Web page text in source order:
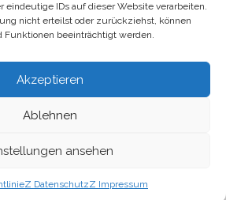
eindeutige IDs auf dieser Website verarbeiten.
nicht erteilst oder zurückziehst, können
beeinträchtigt werden.
Akzeptieren
Ablehnen
ansehen
Z DatenschutzZ Impressum
Datenschutz
gGmbH